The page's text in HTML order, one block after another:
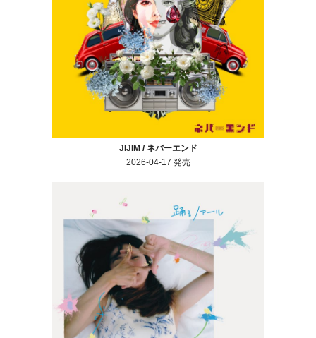
JIJIM / ネバーエンド
2026-04-17 発売